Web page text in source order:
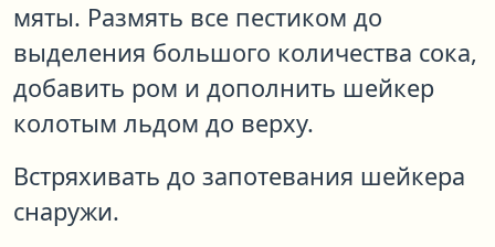
мяты. Размять все пестиком до
выделения большого количества сока,
добавить ром и дополнить шейкер
колотым льдом до верху.
Встряхивать до запотевания шейкера
снаружи.